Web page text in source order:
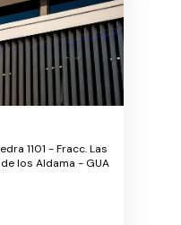
1101 - Fracc. Las
los Aldama - GUA